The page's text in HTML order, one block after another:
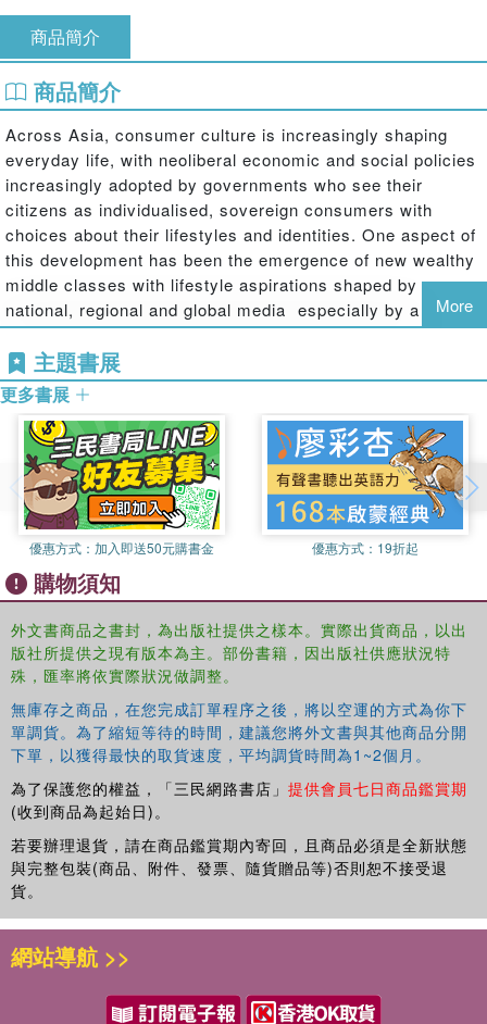
商品簡介
商品簡介
Across Asia, consumer culture is increasingly shaping
everyday life, with neoliberal economic and social policies
increasingly adopted by governments who see their
citizens as individualised, sovereign consumers with
choices about their lifestyles and identities. One aspect of
this development has been the emergence of new wealthy
middle classes with lifestyle aspirations shaped by
national, regional and global media  especially by a range
of new popular lifestyle media, which includes magazines,
television and mobile and social media. This book
explores how far everyday conceptions and experiences
of identity are being transformed by media cultures across
the region. It considers a range of different media in
different Asian contexts, contrasting how the shaping of
lifestyles in Asia differs from similar processes in Western
countries, and assessing how the new lifestyle media
represents not just a new emergent media culture, but
also illustrates wider cultural and social changes in the
Asian region.
More
主題書展
更多書展
優惠方式： 加入即送50元購書金 優惠方式： 19折起
購物須知
外文書商品之書封，為出版社提供之樣本。實際出貨商品，以出
版社所提供之現有版本為主。部份書籍，因出版社供應狀況特
殊，匯率將依實際狀況做調整。
無庫存之商品，在您完成訂單程序之後，將以空運的方式為你下
單調貨。為了縮短等待的時間，建議您將外文書與其他商品分開
下單，以獲得最快的取貨速度，平均調貨時間為1~2個月。
為了保護您的權益，「三民網路書店」 提供會員七日商品鑑賞期
(收到商品為起始日)。
若要辦理退貨，請在商品鑑賞期內寄回，且商品必須是全新狀態
與完整包裝(商品、附件、發票、隨貨贈品等)否則恕不接受退
貨。
網站導航 >>